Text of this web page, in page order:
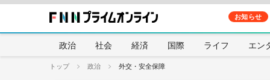
お知らせ
政治 社会 経済 国際 ライフ エン
トップ 政治 外交・安全保障